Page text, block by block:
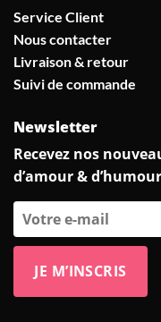
Service Client
Nous contacter
Livraison & retour
Suivi de commande
Newsletter
Recevez nos
d’amour &